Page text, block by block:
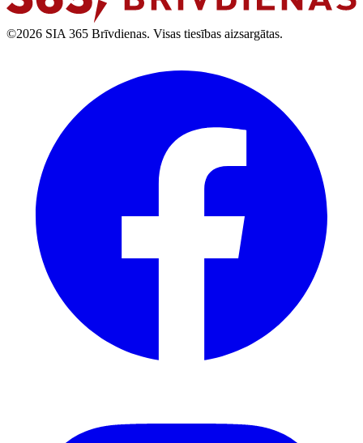
©2026 SIA 365 Brīvdienas. Visas tiesības aizsargātas.